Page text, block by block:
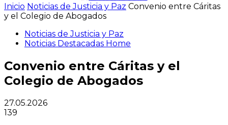
Inicio Noticias de Justicia y Paz Convenio entre Cáritas
y el Colegio de Abogados
Noticias de Justicia y Paz
Noticias Destacadas Home
Convenio entre Cáritas y el
Colegio de Abogados
27.05.2026
139